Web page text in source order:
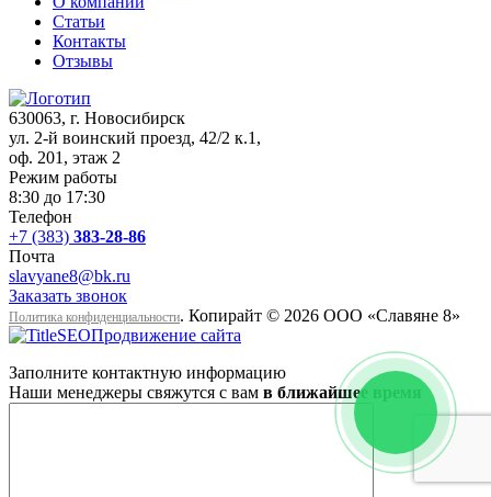
Статьи
Контакты
Отзывы
630063, г. Новосибирск
ул. 2-й воинский проезд, 42/2 к.1 ,
оф. 201, этаж 2
Режим работы
8:30 до 17:30
Телефон
+7 (383) 383-28-86
Почта
slavyane8@bk.ru
Заказать звонок
Политика конфиденциальности. Копирайт © 2026 ООО «Cлавяне 8»
Продвижение сайта
Заполните контактную информацию
Наши менеджеры свяжутся с вам в ближайшее время